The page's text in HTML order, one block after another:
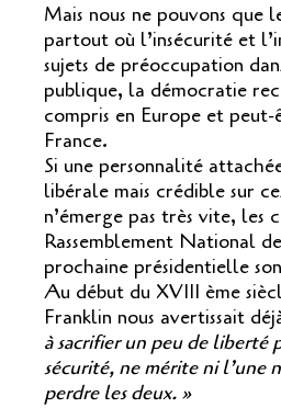
Mais nous ne pouvons que
partout où l’insécurité et
sujets de préoccupation
publique, la démocratie
compris en Europe et
France.
Si une personnalité
libérale mais crédible sur
n’émerge pas très vite, les
Rassemblement National
prochaine présidentielle
Au début du XVIII ème
Franklin nous avertissait
à sacrifier un peu de liberté
sécurité, ne mérite ni l’une
perdre les deux. »